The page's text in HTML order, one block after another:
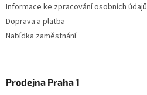
Informace ke zpracování osobních údajů
Doprava a platba
Nabídka zaměstnání
Prodejna Praha 1